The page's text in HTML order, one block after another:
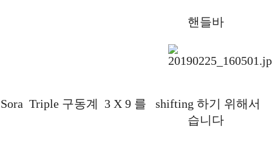
핸들바
Sora Triple 구동계 3 X 9 를 shifting 하기 위해서
습니다